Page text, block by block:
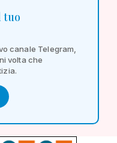
tuo
canale Telegram,
volta che